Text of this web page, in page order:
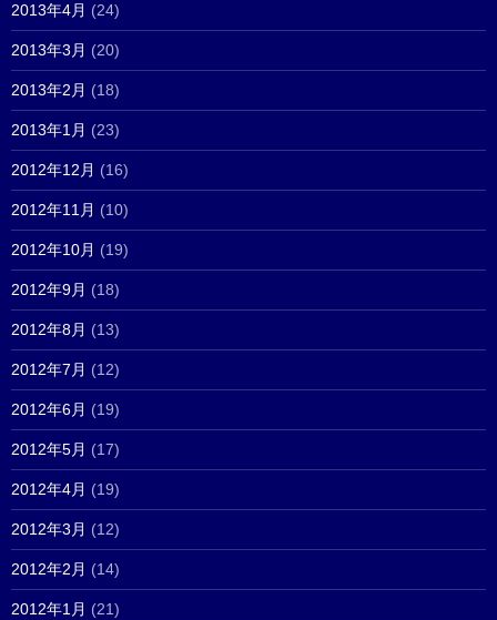
2013年4月 (24)
2013年3月 (20)
2013年2月 (18)
2013年1月 (23)
2012年12月 (16)
2012年11月 (10)
2012年10月 (19)
2012年9月 (18)
2012年8月 (13)
2012年7月 (12)
2012年6月 (19)
2012年5月 (17)
2012年4月 (19)
2012年3月 (12)
2012年2月 (14)
2012年1月 (21)